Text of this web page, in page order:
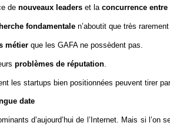
denouveaux leaderset laconcurrence entre
fondamentalen’aboutit que très
métierque les GAFA ne possèdent pas.
problèmes de réputation
les startups bien positionnées peuvent tirer
date
d’aujourd’hui de l’Internet. Mais si